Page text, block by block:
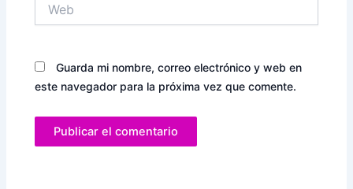
Guarda mi nombre, correo electrónico y web en
este navegador para la próxima vez que comente.